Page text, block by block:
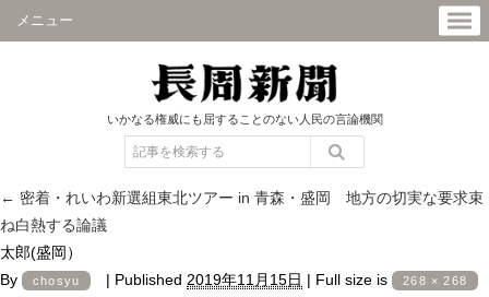
メニュー
いかなる権威にも屈することのない人民の言論機関
← 密着・れいわ新選組東北ツアー in 青森・盛岡 地方の切実な要求束
ね白熱する論議
太郎(盛岡）
By
chosyu | Published 2019年11月15日 | Full size is 268 × 268